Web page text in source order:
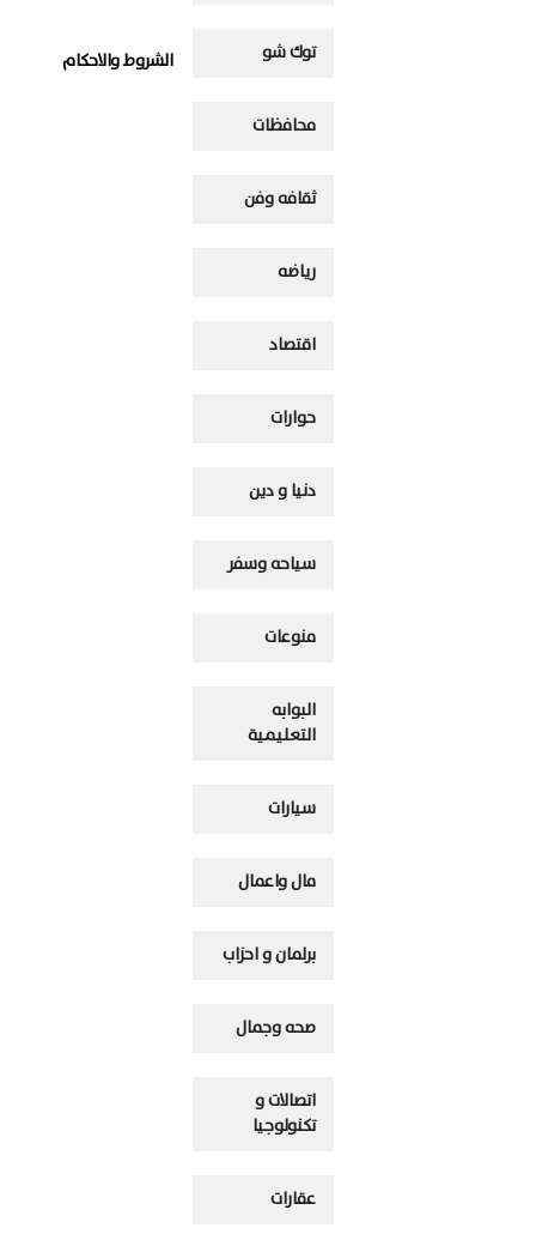
توك شو
محافظات
ثقافه وفن
رياضه
اقتصاد
حوارات
دنيا و دين
سياحه وسفر
منوعات
البوابه
التعليمية
سيارات
مال واعمال
برلمان و احزاب
صحه وجمال
اتصالات و
تكنولوجيا
عقارات
الشروط والاحكام